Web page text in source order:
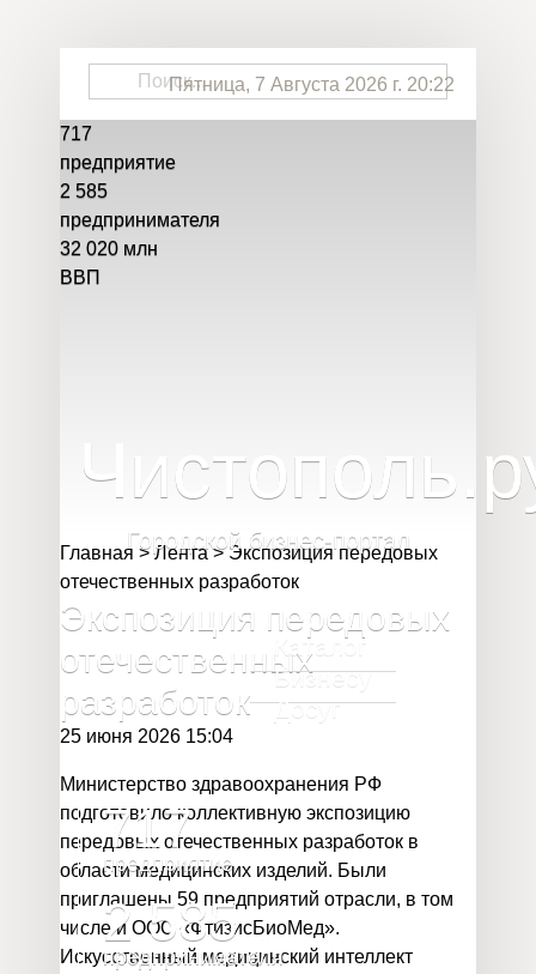
Пятница, 7 Августа 2026 г. 20:22
717
предприятие
2 585
предпринимателя
32 020 млн
ВВП
Чистополь
Городской бизнес-портал
Каталог
Бизнесу
Досуг
717
предприятие
2 585
предпринимателя
Главная > Лента > Экспозиция передовых
отечественных разработок
Экспозиция передовых
отечественных
разработок
25 июня 2026 15:04
Министерство здравоохранения РФ
подготовило коллективную экспозицию
передовых отечественных разработок в
области медицинских изделий. Были
приглашены 59 предприятий отрасли, в том
числе и ООО «ФтизисБиоМед».
Искусственный медицинский интеллект